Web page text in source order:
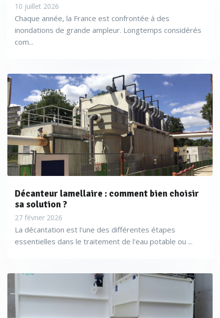
10 juillet 2026
Chaque année, la France est confrontée à des
inondations de grande ampleur. Longtemps considérés
com...
Décanteur lamellaire : comment bien choisir
sa solution ?
27 février 2026
La décantation est l'une des différentes étapes
essentielles dans le traitement de l'eau potable ou ...